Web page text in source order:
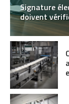
Signature
doivent